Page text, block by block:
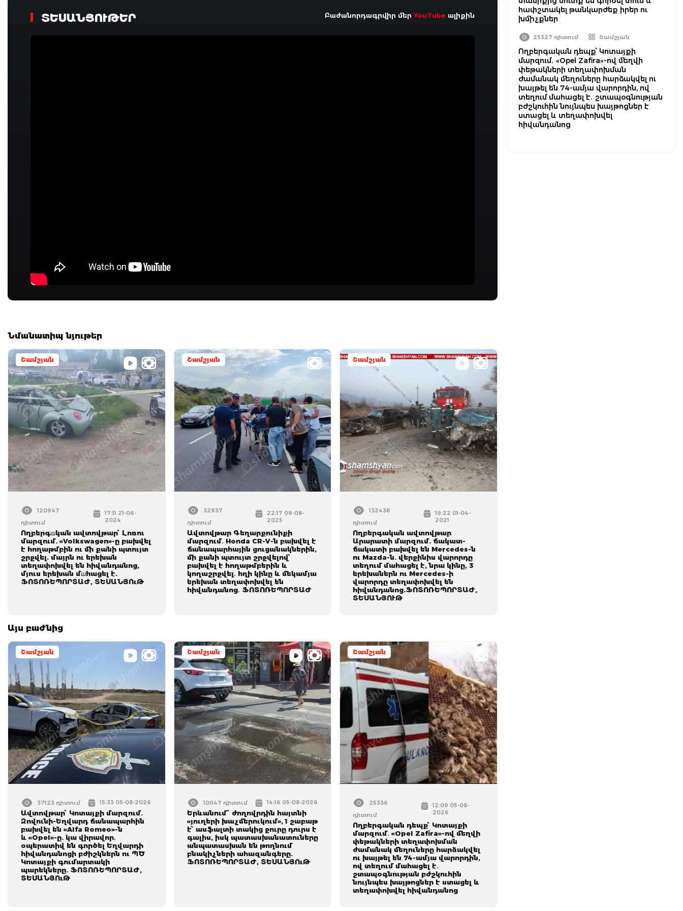
ՏԵՍԱՆՅՈՒԹԵՐ Բաժանորդագրվիր մերYouTube ալիքին
Նմանատիպ նյութեր
Շամշյան
120947
դիտում
17:11 21-06-
2024
Ողբերգшկան ավտովթար՝ Լոռու
մարզում. «Volkswagen»-ը բախվել
է հողաթմբին ու մի քանի պտույտ
շրջվել. մայրն ու երեխան
տեղափոխվել են հիվանդանոց,
մյուս երեխան մшհացել է.
ՖՈՏՈՌԵՊՈՐՏԱԺ, ՏԵՍԱՆՅՈւԹ
Շամշյան
32937
դիտում
22:17 09-08-
2025
Ավտովթար Գեղարքունիքի
մարզում․ Honda CR-V-ն բախվել է
ճանապարհային ցուցանակներին,
մի քանի պտույտ շրջվելով՝
բախվել է հողաթմբերին և
կողաշրջվել․ հղի կինը և մեկամյա
երեխան տեղափոխվել են
հիվանդանոց․ ՖՈՏՈՌԵՊՈՐՏԱԺ
Շամշյան
132438
դիտում
19:22 01-04-
2021
Ողբերգական ավտովթար
Արարատի մարզում. ճակատ-
ճակատի բախվել են Mercedes-ն
ու Mazda-ն. վերջինիս վարորդը
տեղում մահացել է, նրա կինը, 3
երեխաներն ու Mercedes-ի
վարորդը տեղափոխվել են
հիվանդանոց.ՖՈՏՈՌԵՊՈՐՏԱԺ,
ՏԵՍԱՆՅՈՒԹ
Այս բաժնից
Շամշյան
37123 դիտում 15:33 05-08-2026
Ավտովթար՝ Կոտայքի մարզում.
Զովունի-Եղվարդ ճանապարհին
բախվել են «Alfa Romeo»-ն
և «Opel»-ը. կա վիրավոր․
օպերատիվ են գործել Եղվարդի
հիվանդանոցի բժիշկներն ու ՊԾ
Կոտայքի գումարտակի
պարեկները. ՖՈՏՈՌԵՊՈՐՏԱԺ,
ՏԵՍԱՆՅՈւԹ
Շամշյան
10047 դիտում 14:16 05-08-2026
Երևանում՝ ժողովրդին հայտնի
«յուղերի խաչմերուկում», 1 շաբաթ
է՝ ասֆալտի տակից ջուրը դուրս է
գալիս, իսկ պատասխանատուները
անպատասխան են թողնում
բնակիչների ահազանգերը.
ՖՈՏՈՌԵՊՈՐՏԱԺ, ՏԵՍԱՆՅՈւԹ
Շամշյան
25336
դիտում
12:09 05-08-
2026
Ողբերգական դեպք՝ Կոտայքի
մարզում․ «Opel Zafira»-ով մեղվի
փեթակների տեղափոխման
ժամանակ մեղուները հարձակվել
ու խայթել են 74-ամյա վարորդին,
ով տեղում մահացել է․
շտապօգնության բժշկուհին
նույնպես խայթոցներ է ստացել և
տեղափոխվել հիվանդանոց
հափշտակել թանկարժեք իրեր ու
խմիչքներ
25327 դիտում Շամշյան
Ողբերգական դեպք՝ Կոտայքի
մարզում․ «Opel Zafira»-ով մեղվի
փեթակների տեղափոխման
ժամանակ մեղուները հարձակվել ու
խայթել են 74-ամյա վարորդին, ով
տեղում մահացել է․ շտապօգնության
բժշկուհին նույնպես խայթոցներ է
ստացել և տեղափոխվել
հիվանդանոց